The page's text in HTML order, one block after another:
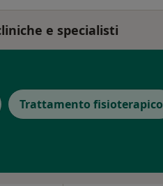
e specialisti
Trattamento fisioterapico